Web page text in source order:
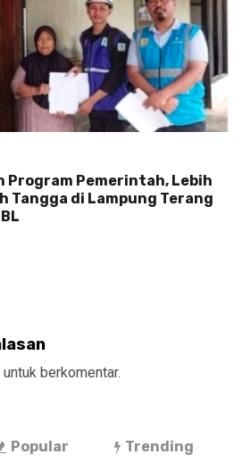
Program Pemerintah, Lebih
Tangga di Lampung Terang
untuk berkomentar.
Popular Trending